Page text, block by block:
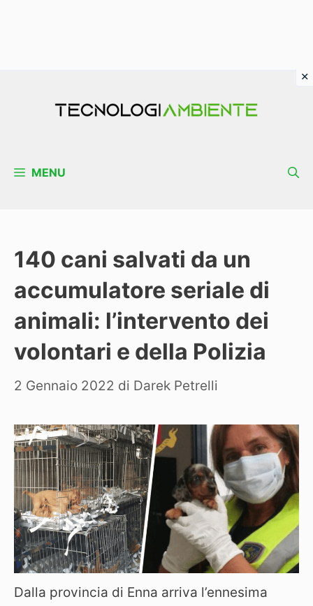
MENU
140 cani salvati da un
accumulatore seriale di
animali: l’intervento dei
volontari e della Polizia
2 Gennaio 2022 di Darek Petrelli
Dalla provincia di Enna arriva l’ennesima